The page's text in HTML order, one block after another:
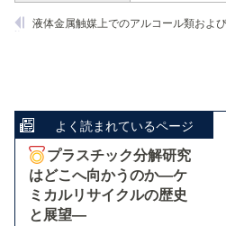
よく読まれているページ
プラスチック分解研究
はどこへ向かうのか―ケ
ミカルリサイクルの歴史
と展望―